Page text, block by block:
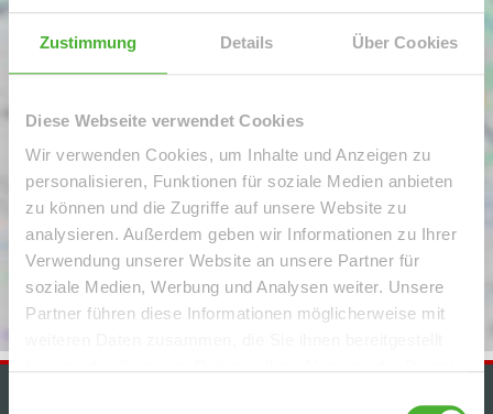
Zustimmung Details Über Cookies
Diese Webseite verwendet Cookies
Wir verwenden Cookies, um Inhalte und Anzeigen zu
personalisieren, Funktionen für soziale Medien anbieten
zu können und die Zugriffe auf unsere Website zu
analysieren. Außerdem geben wir Informationen zu Ihrer
Verwendung unserer Website an unsere Partner für
soziale Medien, Werbung und Analysen weiter. Unsere
Partner führen diese Informationen möglicherweise mit